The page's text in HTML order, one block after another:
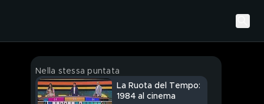
Nella stessa puntata
La Ruota del Tempo:
1984 al cinema